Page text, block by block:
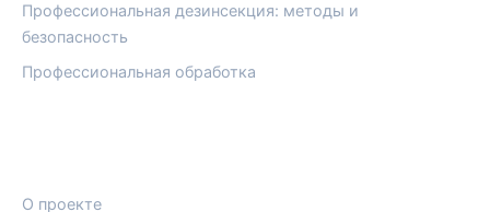
Профессиональная дезинсекция: методы и
безопасность
Профессиональная обработка
О проекте